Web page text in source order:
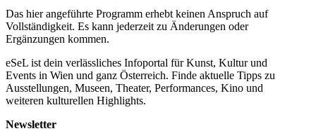
Das hier angeführte Programm erhebt keinen Anspruch auf
Vollständigkeit. Es kann jederzeit zu Änderungen oder
Ergänzungen kommen.
eSeL ist dein verlässliches Infoportal für Kunst, Kultur und
Events in Wien und ganz Österreich. Finde aktuelle Tipps zu
Ausstellungen, Museen, Theater, Performances, Kino und
weiteren kulturellen Highlights.
Newsletter